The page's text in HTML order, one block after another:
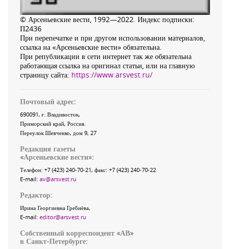
© Арсеньевские вести, 1992—2022. Индекс подписки:
П2436
При перепечатке и при другом использовании материалов,
ссылка на «Арсеньевские вести» обязательна.
При републикации в сети интернет так же обязательна
работающая ссылка на оригинал статьи, или на главную
страницу сайта: https://www.arsvest.ru/
Почтовый адрес:
690091, г. Владивосток,
Приморский край, Россия
Переулок Шевченко, дом 9, 27
Редакция газеты
«Арсеньевские вести»:
Телефон: +7 (423) 240-70-21, факс: +7 (423) 240-70-22
E-mail: av@arsvest.ru
Редактор:
Ирина Георгиевна Гребнёва,
E-mail: editor@arsvest.ru
Собственный корреспондент «АВ»
в Санкт-Петербурге: